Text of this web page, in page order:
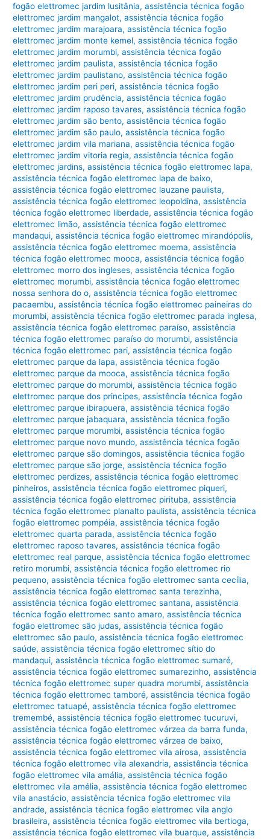
fogão elettromec jardim lusitânia,assistência técnica fogão
elettromec jardim mangalot,assistência técnica fogão
elettromec jardim marajoara,assistência técnica fogão
elettromec jardim monte kemel,assistência técnica fogão
elettromec jardim morumbi,assistência técnica fogão
elettromec jardim paulista,assistência técnica fogão
elettromec jardim paulistano,assistência técnica fogão
elettromec jardim peri peri,assistência técnica fogão
elettromec jardim prudência,assistência técnica fogão
elettromec jardim raposo tavares,assistência técnica fogão
elettromec jardim são bento,assistência técnica fogão
elettromec jardim são paulo,assistência técnica fogão
elettromec jardim vila mariana,assistência técnica fogão
elettromec jardim vitoria regia,assistência técnica fogão
elettromec jardins,assistência técnica fogão elettromec lapa,
assistência técnica fogão elettromec lapa de baixo,
assistência técnica fogão elettromec lauzane paulista,
assistência técnica fogão elettromec leopoldina,assistência
técnica fogão elettromec liberdade,assistência técnica fogão
elettromec limão,assistência técnica fogão elettromec
mandaqui,assistência técnica fogão elettromec mirandópolis,
assistência técnica fogão elettromec moema,assistência
técnica fogão elettromec mooca,assistência técnica fogão
elettromec morro dos ingleses,assistência técnica fogão
elettromec morumbi,assistência técnica fogão elettromec
nossa senhora do o,assistência técnica fogão elettromec
pacaembu,assistência técnica fogão elettromec paineiras do
morumbi,assistência técnica fogão elettromec parada inglesa,
assistência técnica fogão elettromec paraíso,assistência
técnica fogão elettromec paraíso do morumbi,assistência
técnica fogão elettromec pari,assistência técnica fogão
elettromec parque da lapa,assistência técnica fogão
elettromec parque da mooca,assistência técnica fogão
elettromec parque do morumbi,assistência técnica fogão
elettromec parque dos principes,assistência técnica fogão
elettromec parque ibirapuera,assistência técnica fogão
elettromec parque jabaquara,assistência técnica fogão
elettromec parque morumbi,assistência técnica fogão
elettromec parque novo mundo,assistência técnica fogão
elettromec parque são domingos,assistência técnica fogão
elettromec parque são jorge,assistência técnica fogão
elettromec perdizes,assistência técnica fogão elettromec
pinheiros,assistência técnica fogão elettromec piqueri,
assistência técnica fogão elettromec pirituba,assistência
técnica fogão elettromec planalto paulista,assistência técnica
fogão elettromec pompéia,assistência técnica fogão
elettromec quarta parada,assistência técnica fogão
elettromec raposo tavares,assistência técnica fogão
elettromec real parque,assistência técnica fogão elettromec
retiro morumbi,assistência técnica fogão elettromec rio
pequeno,assistência técnica fogão elettromec santa cecília,
assistência técnica fogão elettromec santa terezinha,
assistência técnica fogão elettromec santana,assistência
técnica fogão elettromec santo amaro,assistência técnica
fogão elettromec são judas,assistência técnica fogão
elettromec são paulo,assistência técnica fogão elettromec
saúde,assistência técnica fogão elettromec sítio do
mandaqui,assistência técnica fogão elettromec sumaré,
assistência técnica fogão elettromec sumarezinho,assistência
técnica fogão elettromec super quadra morumbi,assistência
técnica fogão elettromec tamboré,assistência técnica fogão
elettromec tatuapé,assistência técnica fogão elettromec
tremembé,assistência técnica fogão elettromec tucuruvi,
assistência técnica fogão elettromec várzea da barra funda,
assistência técnica fogão elettromec várzea de baixo,
assistência técnica fogão elettromec vila airosa,assistência
técnica fogão elettromec vila alexandria,assistência técnica
fogão elettromec vila amália,assistência técnica fogão
elettromec vila amélia,assistência técnica fogão elettromec
vila anastácio,assistência técnica fogão elettromec vila
andrade,assistência técnica fogão elettromec vila anglo
brasileira,assistência técnica fogão elettromec vila bertioga,
assistência técnica fogão elettromec vila buarque,assistência